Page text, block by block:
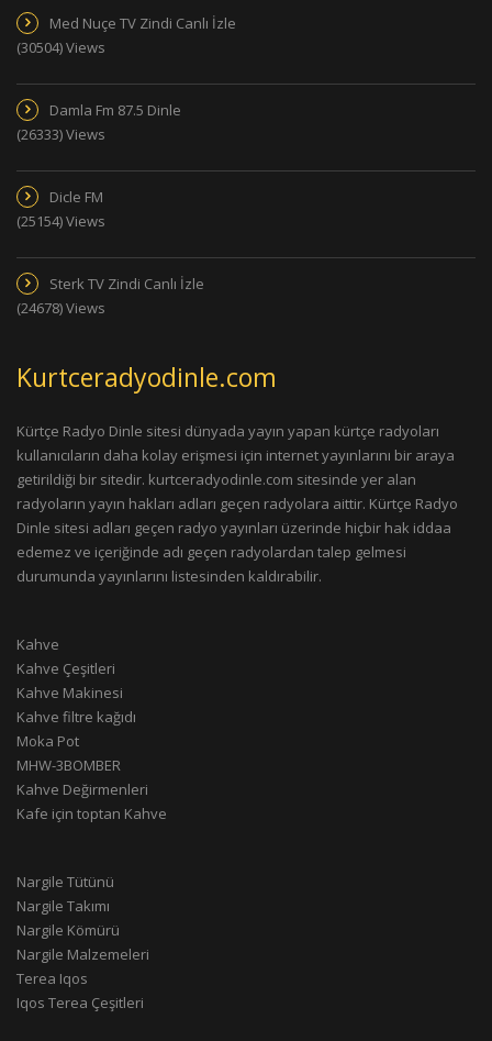
Med Nuçe TV Zindi Canlı İzle
(30504) Views
Damla Fm 87.5 Dinle
(26333) Views
Dicle FM
(25154) Views
Sterk TV Zindi Canlı İzle
(24678) Views
Kurtceradyodinle.com
Kürtçe Radyo Dinle sitesi dünyada yayın yapan kürtçe radyoları
kullanıcıların daha kolay erişmesi için internet yayınlarını bir araya
getirildiği bir sitedir. kurtceradyodinle.com sitesinde yer alan
radyoların yayın hakları adları geçen radyolara aittir. Kürtçe Radyo
Dinle sitesi adları geçen radyo yayınları üzerinde hiçbir hak iddaa
edemez ve içeriğinde adı geçen radyolardan talep gelmesi
durumunda yayınlarını listesinden kaldırabilir.
Kahve
Kahve Çeşitleri
Kahve Makinesi
Kahve filtre kağıdı
Moka Pot
MHW-3BOMBER
Kahve Değirmenleri
Kafe için toptan Kahve
Nargile Tütünü
Nargile Takımı
Nargile Kömürü
Nargile Malzemeleri
Terea Iqos
Iqos Terea Çeşitleri